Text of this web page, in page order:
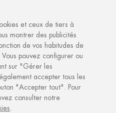
Affiche "KILIKI CARAVINAGRE NIÑO"
et ceux de tiers à
montrer des publicités
de vos habitudes de
pouvez configurer ou
sur "Gérer les
accepter tous les
"Accepter tout". Pour
consulter notre
.